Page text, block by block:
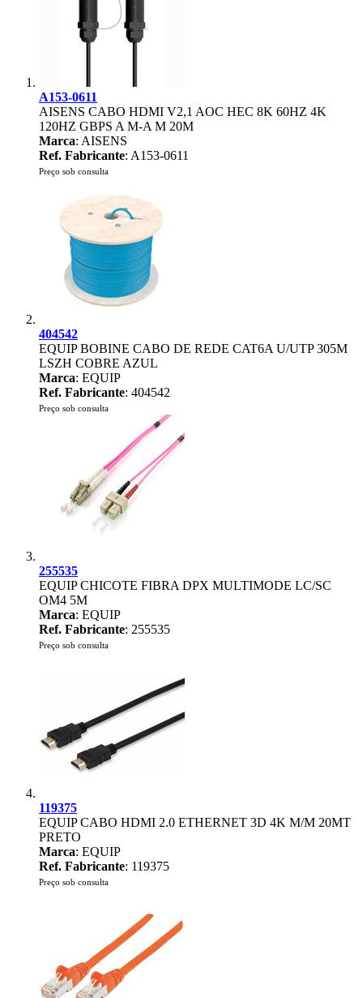
A153-0611
AISENS CABO HDMI V2,1 AOC HEC 8K 60HZ 4K
120HZ GBPS A M-A M 20M
Marca: AISENS
Ref. Fabricante: A153-0611
Preço sob consulta
404542
EQUIP BOBINE CABO DE REDE CAT6A U/UTP 305M
LSZH COBRE AZUL
Marca: EQUIP
Ref. Fabricante: 404542
Preço sob consulta
255535
EQUIP CHICOTE FIBRA DPX MULTIMODE LC/SC
OM4 5M
Marca: EQUIP
Ref. Fabricante: 255535
Preço sob consulta
119375
EQUIP CABO HDMI 2.0 ETHERNET 3D 4K M/M 20MT
PRETO
Marca: EQUIP
Ref. Fabricante: 119375
Preço sob consulta